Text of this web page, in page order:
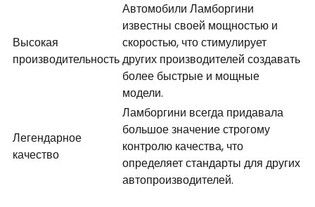
Высокая
производительность
Автомобили Ламборгини
известны своей мощностью и
скоростью, что стимулирует
других производителей создавать
более быстрые и мощные
модели.
Легендарное
качество
Ламборгини всегда придавала
большое значение строгому
контролю качества, что
определяет стандарты для других
автопроизводителей.